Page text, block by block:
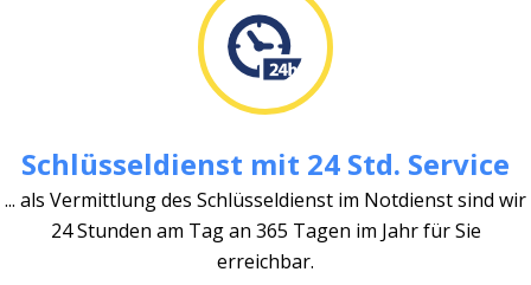
Schlüsseldienst mit 24 Std. Service
... als Vermittlung des Schlüsseldienst im Notdienst sind wir
24 Stunden am Tag an 365 Tagen im Jahr für Sie
erreichbar.